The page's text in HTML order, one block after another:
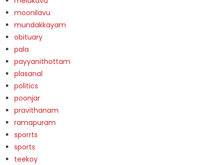
moonilavu
mundakkayam
obituary
pala
payyanithottam
plasanal
politics
poonjar
pravithanam
ramapuram
sporrts
sports
teekoy